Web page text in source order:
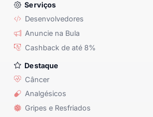
Serviços
Desenvolvedores
Anuncie na Bula
Cashback de até 8%
Destaque
Câncer
Analgésicos
Gripes e Resfriados